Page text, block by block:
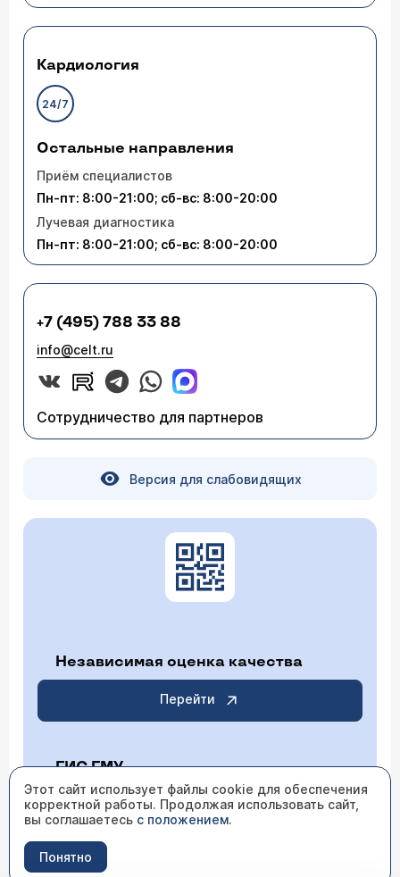
Кардиология
24/7
Остальные направления
Приём специалистов
Пн-пт: 8:00-21:00; сб-вс: 8:00-20:00
Лучевая диагностика
Пн-пт: 8:00-21:00; сб-вс: 8:00-20:00
+7 (495) 788 33 88
info@celt.ru
Сотрудничество для партнеров
Версия для слабовидящих
Независимая оценка качества
Перейти
ГИС ГМУ
Перейти
Этот сайт использует файлы cookie для обеспечения
корректной работы. Продолжая использовать сайт,
вы соглашаетесь с положением.
Понятно